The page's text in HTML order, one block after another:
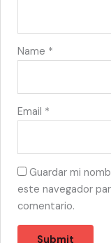
Name *
Email *
Guardar mi
este navegador
comentario.